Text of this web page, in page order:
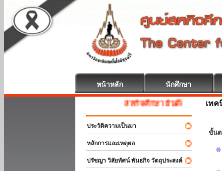
หน้าหลัก นักศึกษา
สหกิจศึกษา ยินดีต้อนรับ
ประวัติความเป็นมา
หลักการและเหตุผล
ปรัชญา วิสัยทัศน์ พันธกิจ วัตถุประสงค์
เทค
ขั้นต